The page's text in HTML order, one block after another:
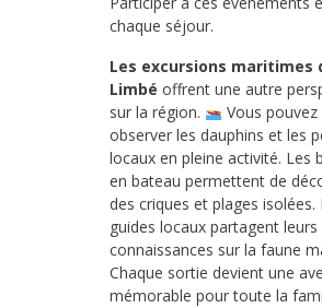
chaque séjour.
Les excursions maritimes
Limbé offrent une autre
sur la région.
Vous pouvez
observer les dauphins et les
locaux en pleine activité. Les
en bateau permettent de
des criques et plages isolées.
guides locaux partagent leurs
connaissances sur la faune
Chaque sortie devient une
mémorable pour toute la